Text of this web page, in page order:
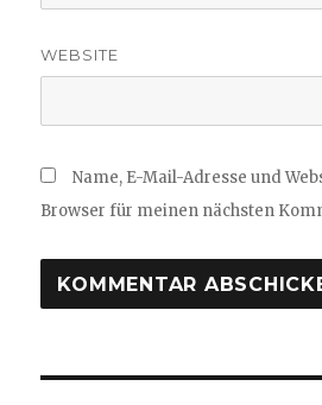
WEBSITE
Name, E-Mail-Adresse und
Browser für meinen nächsten